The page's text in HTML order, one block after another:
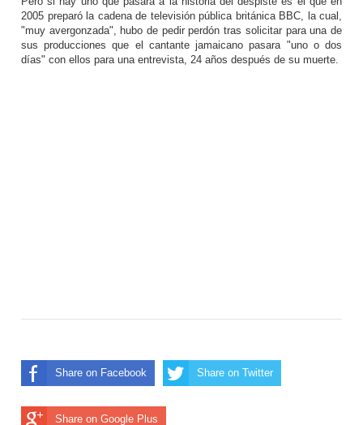
2005 preparó la cadena de televisión pública británica BBC, la cual,
"muy avergonzada", hubo de pedir perdón tras solicitar para una de
sus producciones que el cantante jamaicano pasara "uno o dos
días" con ellos para una entrevista, 24 años después de su muerte.
Share on Facebook Share on Twitter
Share on Google Plus